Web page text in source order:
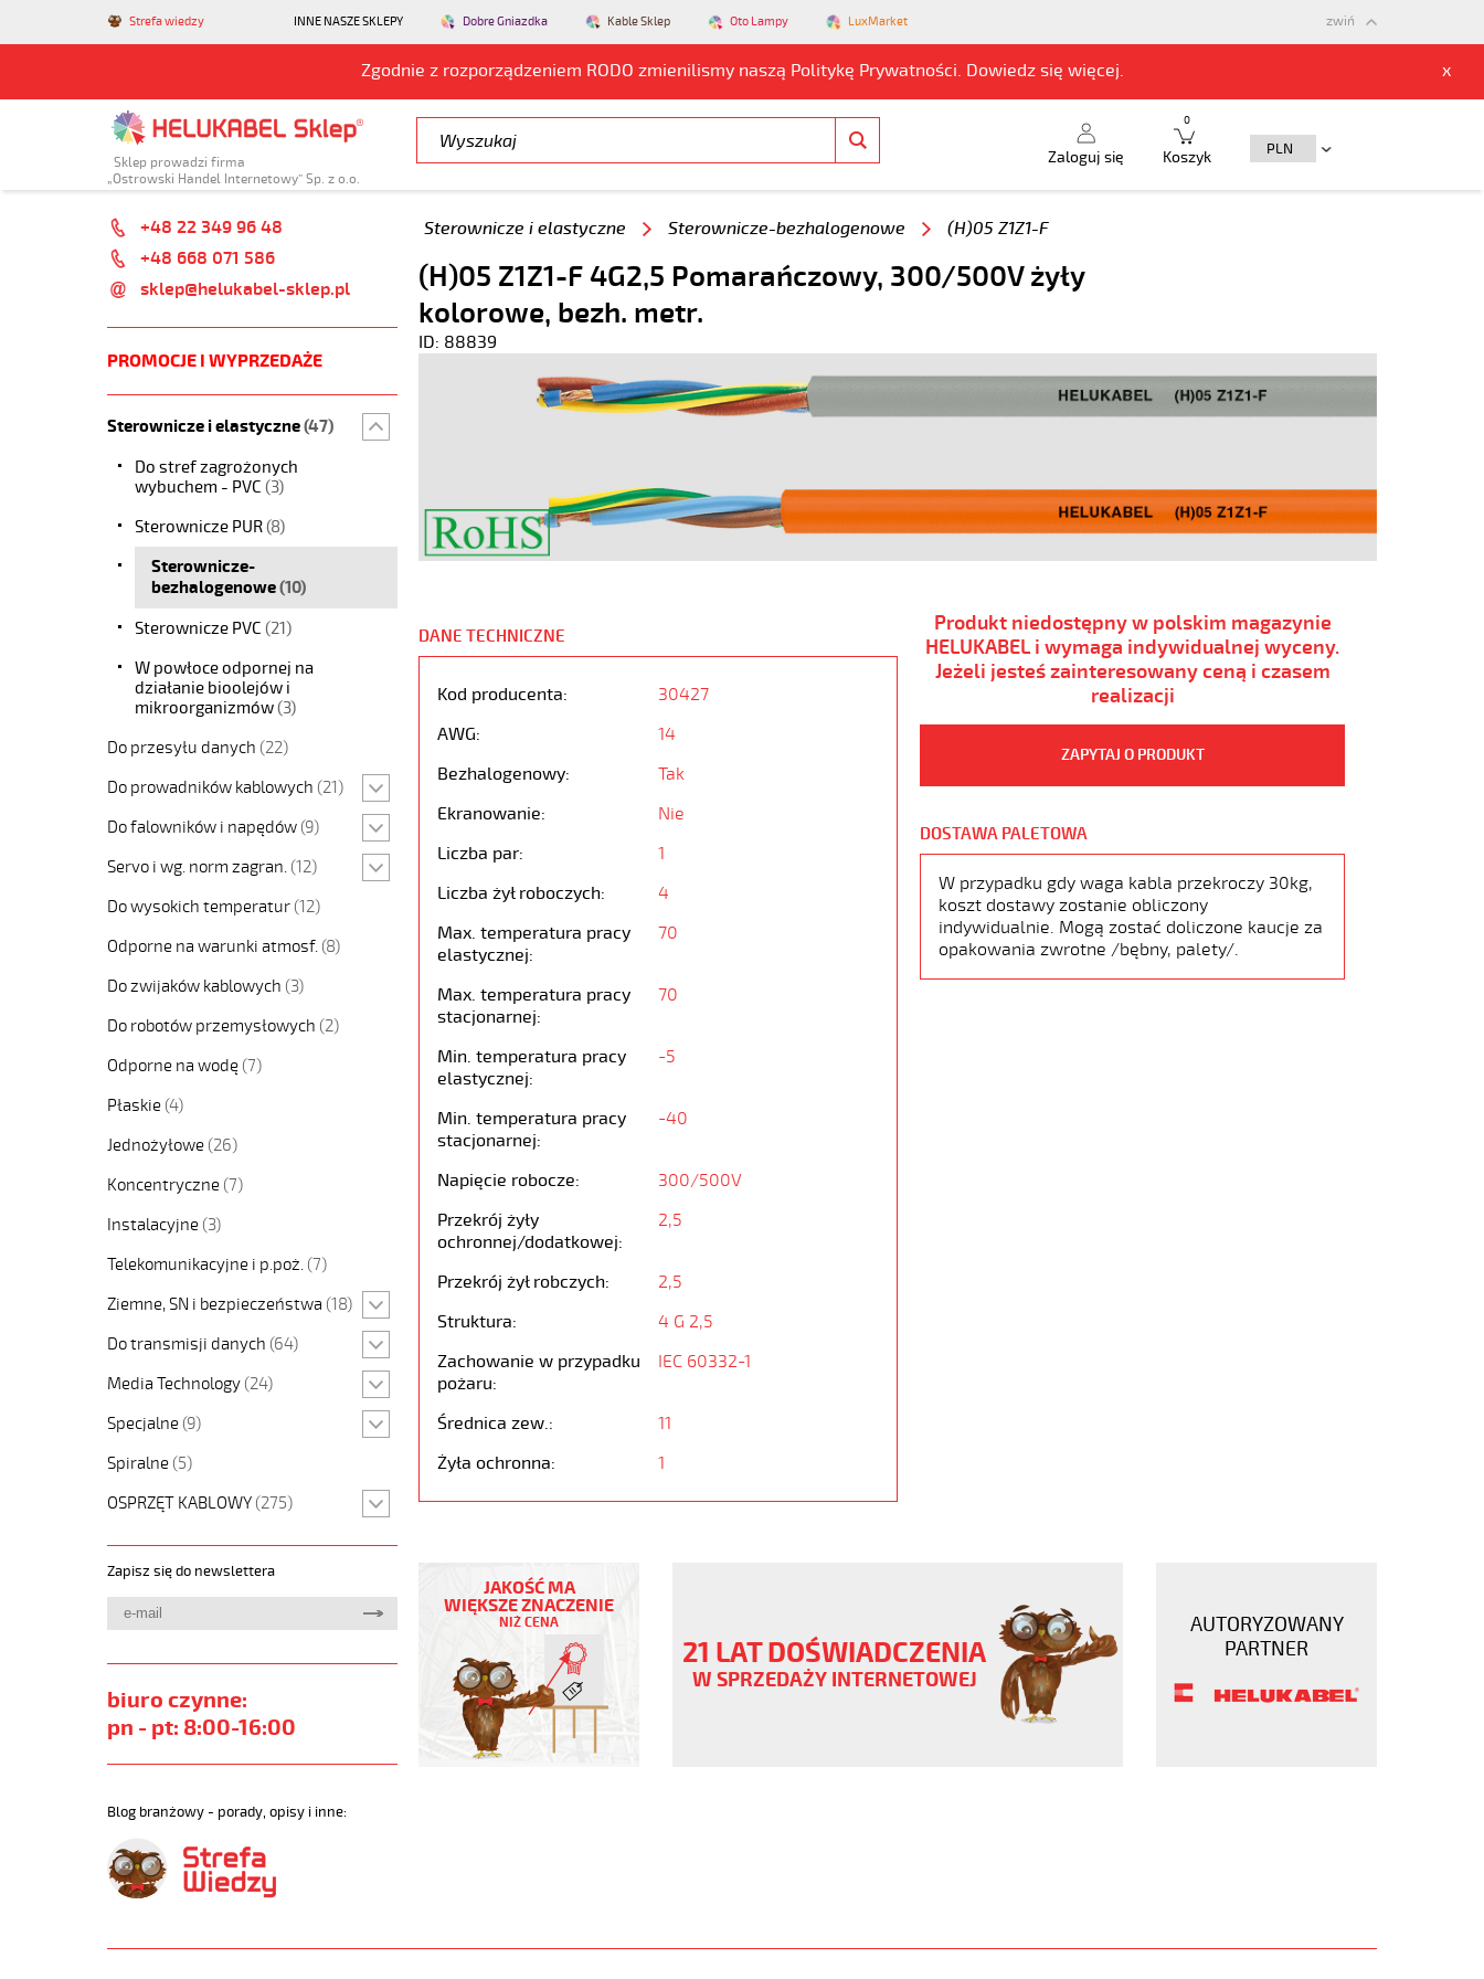
Strefa wiedzy INNE NASZE SKLEPY Dobre Gniazdka Kable Sklep Oto Lampy LuxMarket
Zgodnie z rozporządzeniem RODO zmienilismy naszą Politykę Prywatności. Dowiedz się więcej. x
zwiń
Sklep prowadzi firma
„Ostrowski Handel Internetowy” Sp. z o.o.
Zaloguj się Koszyk
0
+48 22 349 96 48
+48 668 071 586
sklep@helukabel-sklep.pl
PROMOCJE I WYPRZEDAŻE
Sterownicze i elastyczne(47)
Do stref zagrożonych
wybuchem - PVC (3)
Sterownicze PUR(8)
Sterownicze-
bezhalogenowe(10)
Sterownicze PVC (21)
W powłoce odpornej na
działanie bioolejów i
mikroorganizmów(3)
Do przesyłu danych (22)
Do prowadników kablowych (21)
Do falowników i napędów (9)
Servo i wg. norm zagran. (12)
Do wysokich temperatur (12)
Odporne na warunki atmosf. (8)
Do zwijaków kablowych (3)
Do robotów przemysłowych (2)
Odporne na wodę (7)
Płaskie (4)
Jednożyłowe (26)
Koncentryczne (7)
Instalacyjne (3)
Telekomunikacyjne i p.poż. (7)
Ziemne, SN i bezpieczeństwa (18)
Do transmisji danych (64)
Media Technology (24)
Specjalne (9)
Spiralne (5)
OSPRZĘT KABLOWY (275)
Zapisz się do newslettera
biuro czynne:
pn - pt: 8:00-16:00
Blog branżowy - porady, opisy i inne:
Sterownicze i elastyczne Sterownicze-bezhalogenowe (H)05 Z1Z1-F
(H)05 Z1Z1-F 4G2,5 Pomarańczowy, 300/500V żyły
kolorowe, bezh. metr.
ID: 88839
DANE TECHNICZNE
Kod producenta:
30427
AWG:
14
Bezhalogenowy:
Tak
Ekranowanie:
Nie
Liczba par:
1
Liczba żył roboczych:
4
Max. temperatura pracy
elastycznej:
70
Max. temperatura pracy
stacjonarnej:
70
Min. temperatura pracy
elastycznej:
-5
Min. temperatura pracy
stacjonarnej:
-40
Napięcie robocze:
300/500V
Przekrój żyły
ochronnej/dodatkowej:
2,5
Przekrój żył robczych:
2,5
Struktura:
4 G 2,5
Zachowanie w przypadku
pożaru:
IEC 60332-1
Średnica zew.:
11
Żyła ochronna:
1
Produkt niedostępny w polskim magazynie
HELUKABEL i wymaga indywidualnej wyceny.
Jeżeli jesteś zainteresowany ceną i czasem
realizacji
ZAPYTAJ O PRODUKT
DOSTAWA PALETOWA
W przypadku gdy waga kabla przekroczy 30kg,
koszt dostawy zostanie obliczony
indywidualnie. Mogą zostać doliczone kaucje za
opakowania zwrotne /bębny, palety/.
4G2,5
300/500V
kolorowe,
z1z1-
JAKOŚĆ MA
WIĘKSZE ZNACZENIE
NIŻ CENA
21 LAT DOŚWIADCZENIA
W SPRZEDAŻY INTERNETOWEJ
AUTORYZOWANY
PARTNER